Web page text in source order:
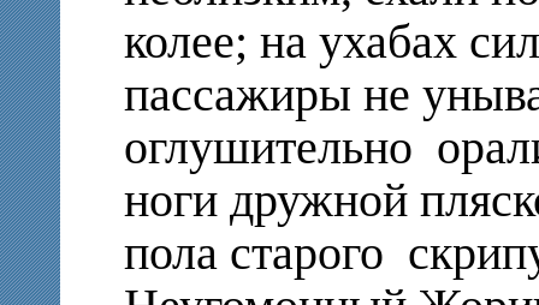
колее; на ухабах
пассажиры не
оглушительно
ноги дружной
пола старого